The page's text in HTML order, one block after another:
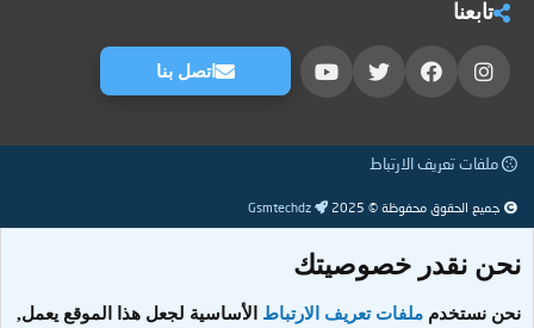
تابعنا
اتصل بنا
ملفات تعريف الارتباط
جميع الحقوق محفوظة © 2025 Gsmtechdz
نحن نقدر خصوصيتك
نحن نستخدم ملفات تعريف الارتباطالأساسية لجعل هذا الموقع يعمل,